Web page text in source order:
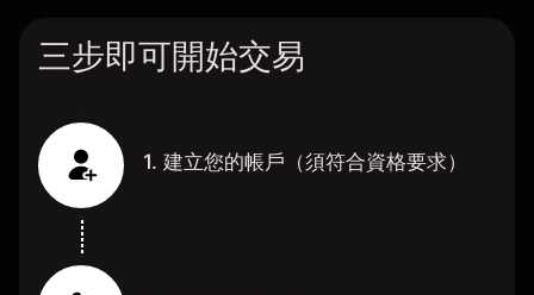
三步即可開始交易
1. 建立您的帳戶（須符合資格要求）